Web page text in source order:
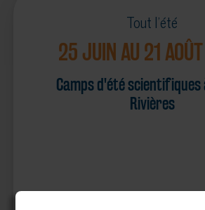
Tout l'été
25 JUIN AU 21
Camps d'été
Rivières